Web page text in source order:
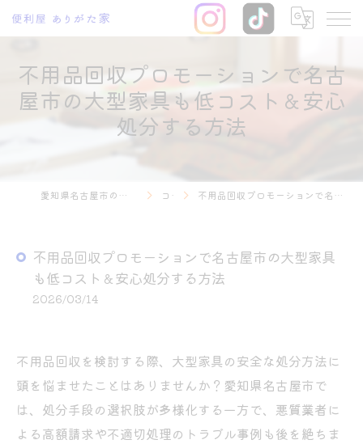
不用品回収プロモーションで名古
屋市の大型家具も低コスト＆安心
処分する方法
愛知県名古屋市の不用品回収なら便利屋 ありがた家 コラム 不用品回収プロモーションで名古屋市の大型家具も低コスト＆安心処分する方法
不用品回収プロモーションで名古屋市の大型家具
も低コスト＆安心処分する方法
2026/03/14
不用品回収を検討する際、大型家具の安全な処分方法に
頭を悩ませたことはありませんか？愛知県名古屋市で
は、処分手段の選択肢が多様化する一方で、悪質業者に
よる高額請求や不適切処理のトラブル事例も後を絶ちま